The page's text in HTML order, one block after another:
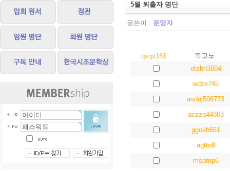
5월 퇴출자 명단
글쓴이 : 운영자
qxqx161
독고노
otzbn3604
wdzx745
asduj506773
aczzq44868
ggokh661
agtto8
mspmp6